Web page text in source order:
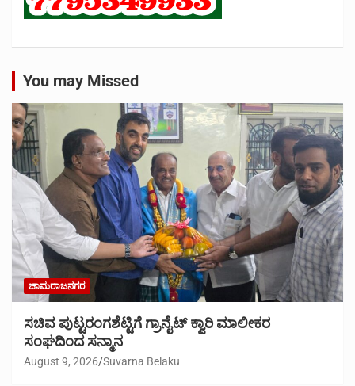
You may Missed
ಚಾಮರಾಜನಗರ
ಸಚಿವ ಪುಟ್ಟರಂಗಶೆಟ್ಟಿಗೆ ಗ್ರಾನೈಟ್ ಕ್ವಾರಿ ಮಾಲೀಕರ
ಸಂಘದಿಂದ ಸನ್ಮಾನ
August 9, 2026 Suvarna Belaku